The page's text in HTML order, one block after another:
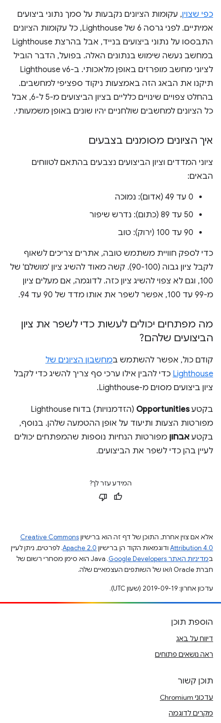
כפי שצוין, עקומות הציונים נקבעות על סמך נתוני ביצועים
אמיתיים. לפני גרסה 6 של Lighthouse, כל עקומות הציונים
התבססו על נתוני ביצועים בנייד, אבל בהרצת Lighthouse
במחשב נעשה שימוש בנתונים האלה. בפועל, הדבר הוביל
לציוני מחשב מופרזים באופן מלאכותי. ב-Lighthouse v6
תיקנו את הבאג הזה באמצעות ניקוד ספציפי למחשבים.
בהחלט צפויים שינויים כלליים בציון הביצועים מ-5 ל-6, אבל
כל הציונים למחשבים שולחניים יהיו שונים באופן משמעותי.
איך הציונים מסומנים בצבעים
ציוני המדדים וציון הביצועים נצבעים בהתאם לטווחים
הבאים:
0 עד 49 (אדום): נמוכה
50 עד 89 (כתום): נדרש שיפור
90 עד 100 (ירוק): טוב
כדי לספק חוויית משתמש טובה, אתרים צריכים לשאוף
לקבל ציון גבוה (90-100). קשה מאוד להשיג ציון 'מושלם' של
100, וגם לא צפוי להשיג ציון כזה. לדוגמה, אם מעלים ציון
מ-99 עד 100, אפשר לשפר את אותו מדד של 90 עד 94.
מה מפתחים יכולים לעשות כדי לשפר את ציון
הביצועים שלהם?
קודם כול, אפשר להשתמש במחשבון הציונים של
Lighthouse כדי להבין אילו ערכי סף צריך להשיג כדי לקבל
ציון ביצועים מסוים מ-Lighthouse.
בקטעOpportunities
(הזדמנויות) בדוח Lighthouse
מפורטות הצעות ותיעוד על אופן ההטמעה שלהן. בנוסף,
בקטע אבחון מפורטות הנחיות נוספות שהמפתחים יכולים
לעיין בהן כדי לשפר את הביצועים.
המידע עזר לך?
אלא אם צוין אחרת, התוכן של דף זה הוא ברישיוןCreative Commons
Attribution 4.0 ודוגמאות הקוד הן ברישיון Apache 2.0. לפרטים, ניתן לעיין
במדיניות האתר Google Developers‏
.‏ Java הוא סימן מסחרי רשום של
חברת Oracle ו/או של השותפים העצמאיים שלה.
עדכון אחרון: 2019-09-19 (שעון UTC).
הוספת תוכן
דיווח על באג
ראה נושאים פתוחים
תוכן קשור
עדכוני Chromium
מקרים לדוגמה